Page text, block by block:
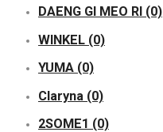
DAENG GI MEO RI (0)
WINKEL (0)
YUMA (0)
Claryna (0)
2SOME1 (0)